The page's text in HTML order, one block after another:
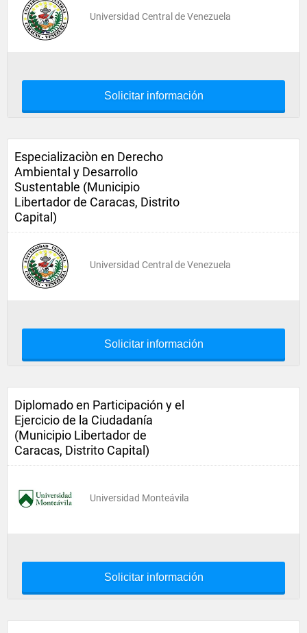
Universidad Central de Venezuela
Solicitar información
Especializaciòn en Derecho
Ambiental y Desarrollo
Sustentable (Municipio
Libertador de Caracas, Distrito
Capital)
Universidad Central de Venezuela
Solicitar información
Diplomado en Participación y el
Ejercicio de la Ciudadanía
(Municipio Libertador de
Caracas, Distrito Capital)
Universidad Monteávila
Solicitar información